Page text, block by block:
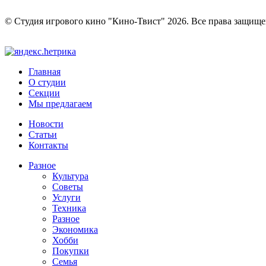
© Студия игрового кино "Кино-Твист" 2026. Все права
Главная
О студии
Секции
Мы предлагаем
Новости
Статьи
Контакты
Разное
Культура
Советы
Услуги
Техника
Разное
Экономика
Хобби
Покупки
Семья